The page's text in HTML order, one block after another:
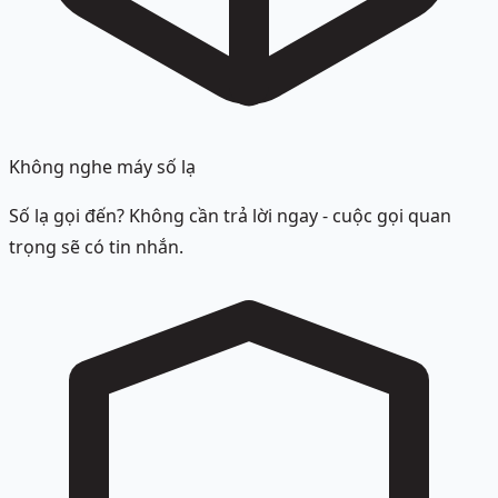
Không nghe máy số lạ
Số lạ gọi đến? Không cần trả lời ngay - cuộc gọi quan
trọng sẽ có tin nhắn.